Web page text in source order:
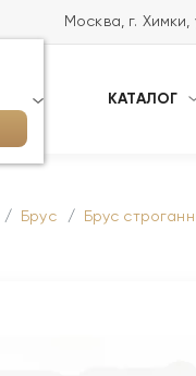
Москва, г.
КАТАЛОГ
Брус Брус